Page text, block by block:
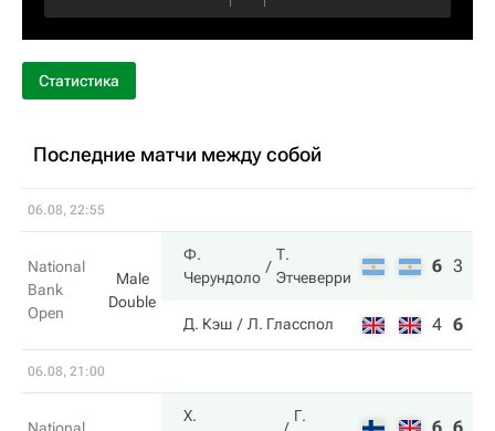
Статистика
Последние матчи между собой
06.08, 22:55
National
Bank
Open
Male
Double
Ф.
Черундоло
Т.
Этчеверри
6 3
Д. Кэш Л. Гласспол 4 6
06.08, 21:00
Х.
Г.